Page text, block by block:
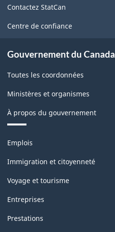
ce
site
Contactez StatCan
Centre de confiance
Gouvernement du Canada
Toutes les coordonnées
Ministères et organismes
À propos du gouvernement
Thèmes
sujets
Emplois
Immigration et citoyenneté
Voyage et tourisme
Entreprises
Prestations